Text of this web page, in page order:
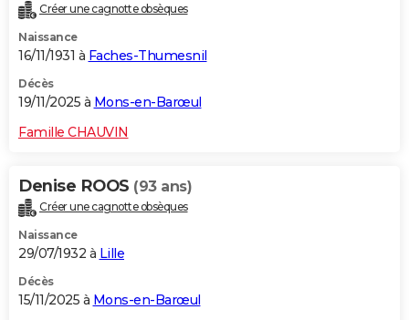
Créer une cagnotte obsèques
Naissance
16/11/1931 à Faches-Thumesnil
Décès
19/11/2025 à Mons-en-Barœul
Famille CHAUVIN
Denise ROOS (93 ans)
Créer une cagnotte obsèques
Naissance
29/07/1932 à Lille
Décès
15/11/2025 à Mons-en-Barœul